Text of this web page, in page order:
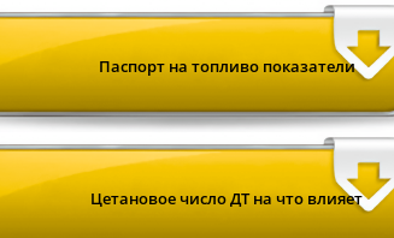
Паспорт на топливо показатели
Цетановое число ДТ на что влияет